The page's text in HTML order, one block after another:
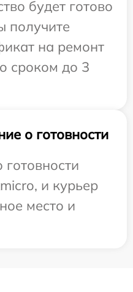
будет готово
получите
на ремонт
сроком до 3
о готовности
и курьер
место и